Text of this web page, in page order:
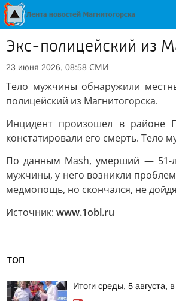
Экс-полицейский из
23 июня 2026, 08:58 СМИ
Тело мужчины обнаружили
полицейский из Магнитогорска.
Инцидент произошел в районе
констатировали его смерть. Тело
По данным Mash, умерший — 51-
мужчины, у него возникли
медмопощь, но скончался, не
Источник: www.1obl.ru
ТОП
Итоги среды, 5 августа,